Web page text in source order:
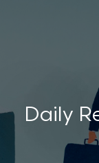
Daily